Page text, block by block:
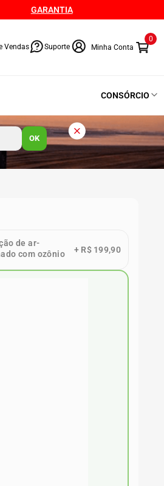
GARANTIA
Vendas Suporte
0
CONSÓRCIO
OK
de ar-
com ozônio
+ R$ 199,90